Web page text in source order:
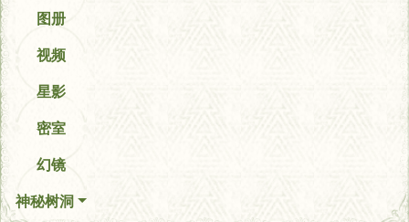
图册
视频
星影
密室
幻镜
神秘树洞